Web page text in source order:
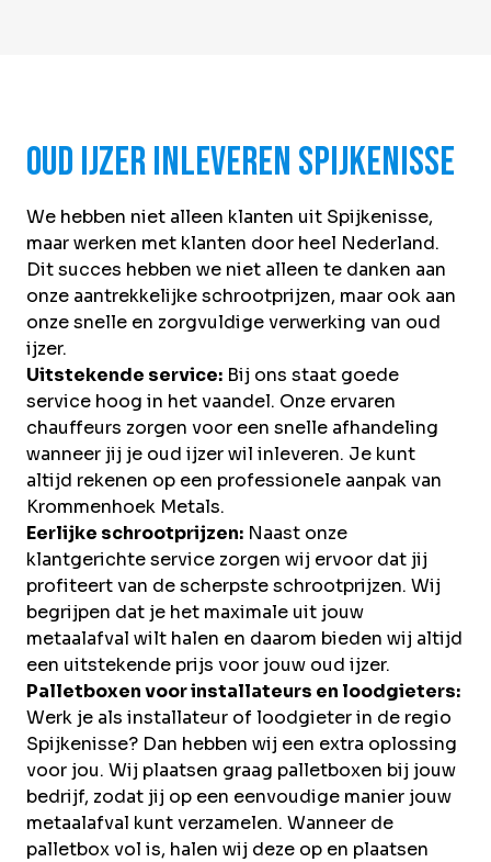
Oud ijzer inleveren Spijkenisse
We hebben niet alleen klanten uit Spijkenisse,
maar werken met klanten door heel Nederland.
Dit succes hebben we niet alleen te danken aan
onze aantrekkelijke schrootprijzen, maar ook aan
onze snelle en zorgvuldige verwerking van oud
ijzer.
Uitstekende service: Bij ons staat goede
service hoog in het vaandel. Onze ervaren
chauffeurs zorgen voor een snelle afhandeling
wanneer jij je oud ijzer wil inleveren. Je kunt
altijd rekenen op een professionele aanpak van
Krommenhoek Metals.
Eerlijke schrootprijzen: Naast onze
klantgerichte service zorgen wij ervoor dat jij
profiteert van de scherpste schrootprijzen. Wij
begrijpen dat je het maximale uit jouw
metaalafval wilt halen en daarom bieden wij altijd
een uitstekende prijs voor jouw oud ijzer.
Palletboxen voor installateurs en loodgieters:
Werk je als installateur of loodgieter in de regio
Spijkenisse? Dan hebben wij een extra oplossing
voor jou. Wij plaatsen graag palletboxen bij jouw
bedrijf, zodat jij op een eenvoudige manier jouw
metaalafval kunt verzamelen. Wanneer de
palletbox vol is, halen wij deze op en plaatsen